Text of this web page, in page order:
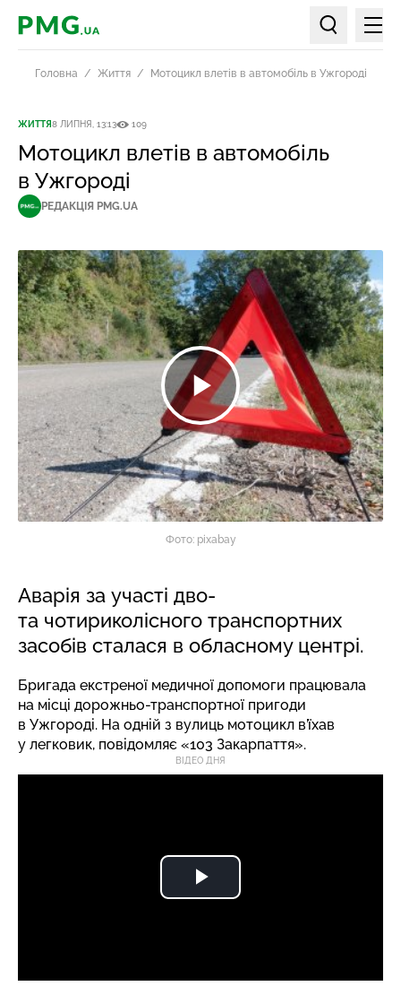
PMG.ua
Пошук по
Головна Життя Мотоцикл влетів в автомобіль в Ужгороді
ЖИТТЯ8 ЛИПНЯ, 13:13 109
Мотоцикл влетів в автомобіль
в Ужгороді
РЕДАКЦІЯ PMG.UA
Фото: pixabay
Аварія за участі дво-
та чотириколісного транспортних
засобів сталася в обласному центрі.
Бригада екстреної медичної допомоги працювала
на місці дорожньо-транспортної пригоди
в Ужгороді. На одній з вулиць мотоцикл в’їхав
у легковик, повідомляє «103 Закарпаття».
ВІДЕО ДНЯ